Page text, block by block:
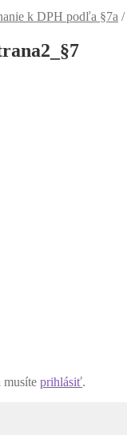
k DPH podľa §7a /
musíte prihlásiť.